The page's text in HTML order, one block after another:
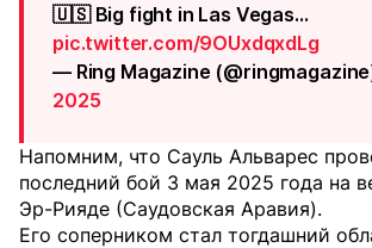
🇺🇸 Big fight in Las Vegas…
pic.twitter.com/9OUxdqxdLg
— Ring Magazine
2025
Напомним, что Сауль Альварес
последний бой 3 мая 2025 года на
Эр-Рияде (Саудовская Аравия).
Его соперником стал тогдашний